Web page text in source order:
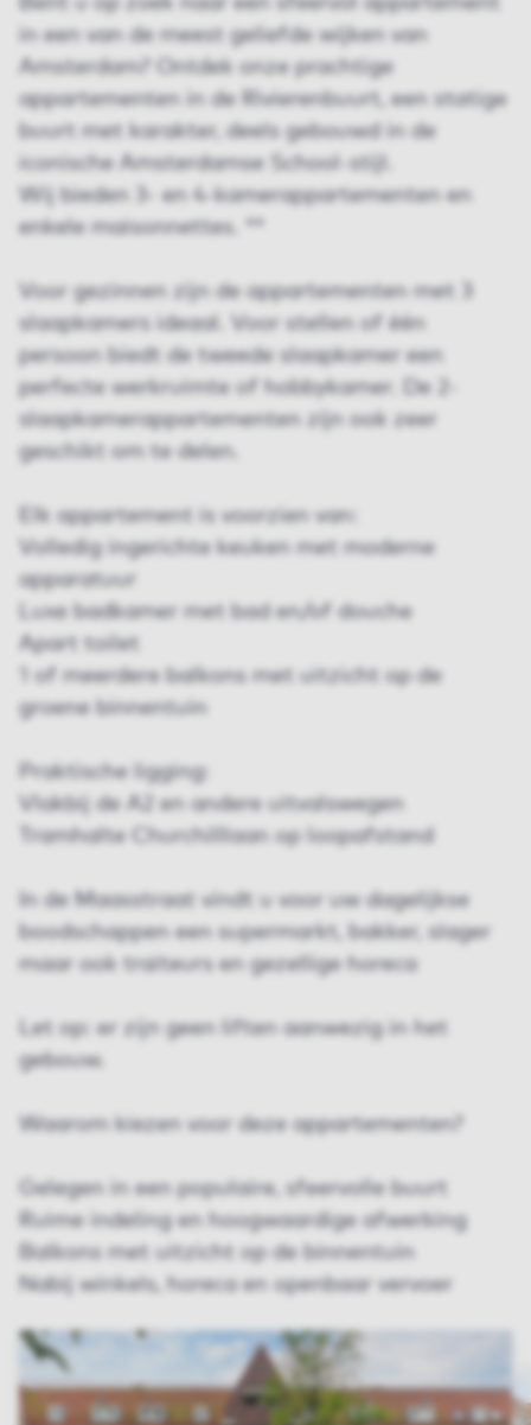
in een van de meest geliefde wijken van
Amsterdam? Ontdek onze prachtige
appartementen in de Rivierenbuurt, een statige
buurt met karakter, deels gebouwd in de
iconische Amsterdamse School-stijl.
Wij bieden 3- en 4-kamerappartementen en
enkele maisonnettes. **
Voor gezinnen zijn de appartementen met 3
slaapkamers ideaal. Voor stellen of één
persoon biedt de tweede slaapkamer een
perfecte werkruimte of hobbykamer. De 2-
slaapkamerappartementen zijn ook zeer
geschikt om te delen.
Elk appartement is voorzien van:
Volledig ingerichte keuken met moderne
apparatuur
Luxe badkamer met bad en/of douche
Apart toilet
1 of meerdere balkons met uitzicht op de
groene binnentuin
Praktische ligging:
Vlakbij de A2 en andere uitvalswegen
Tramhalte Churchilllaan op loopafstand
In de Maasstraat vindt u voor uw dagelijkse
boodschappen een supermarkt, bakker, slager
maar ook traiteurs en gezellige horeca
Let op: er zijn geen liften aanwezig in het
gebouw.
Waarom kiezen voor deze appartementen?
Gelegen in een populaire, sfeervolle buurt
Ruime indeling en hoogwaardige afwerking
Balkons met uitzicht op de binnentuin
Nabij winkels, horeca en openbaar vervoer